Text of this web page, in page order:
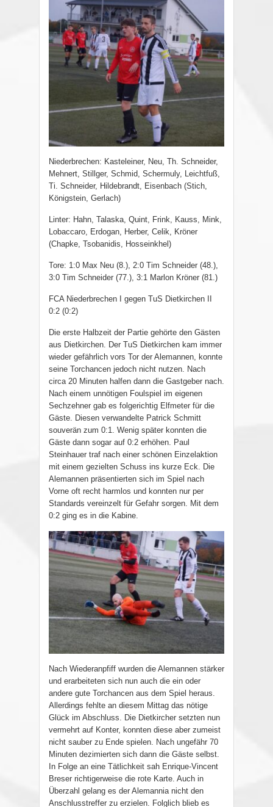
Niederbrechen: Kasteleiner, Neu, Th. Schneider,
Mehnert, Stillger, Schmid, Schermuly, Leichtfuß,
Ti. Schneider, Hildebrandt, Eisenbach (Stich,
Königstein, Gerlach)
Linter: Hahn, Talaska, Quint, Frink, Kauss, Mink,
Lobaccaro, Erdogan, Herber, Celik, Kröner
(Chapke, Tsobanidis, Hosseinkhel)
Tore: 1:0 Max Neu (8.), 2:0 Tim Schneider (48.),
3:0 Tim Schneider (77.), 3:1 Marlon Kröner (81.)
FCA Niederbrechen I gegen TuS Dietkirchen II
0:2 (0:2)
Die erste Halbzeit der Partie gehörte den Gästen
aus Dietkirchen. Der TuS Dietkirchen kam immer
wieder gefährlich vors Tor der Alemannen, konnte
seine Torchancen jedoch nicht nutzen. Nach
circa 20 Minuten halfen dann die Gastgeber nach.
Nach einem unnötigen Foulspiel im eigenen
Sechzehner gab es folgerichtig Elfmeter für die
Gäste. Diesen verwandelte Patrick Schmitt
souverän zum 0:1. Wenig später konnten die
Gäste dann sogar auf 0:2 erhöhen. Paul
Steinhauer traf nach einer schönen Einzelaktion
mit einem gezielten Schuss ins kurze Eck. Die
Alemannen präsentierten sich im Spiel nach
Vorne oft recht harmlos und konnten nur per
Standards vereinzelt für Gefahr sorgen. Mit dem
0:2 ging es in die Kabine.
Nach Wiederanpfiff wurden die Alemannen stärker
und erarbeiteten sich nun auch die ein oder
andere gute Torchancen aus dem Spiel heraus.
Allerdings fehlte an diesem Mittag das nötige
Glück im Abschluss. Die Dietkircher setzten nun
vermehrt auf Konter, konnten diese aber zumeist
nicht sauber zu Ende spielen. Nach ungefähr 70
Minuten dezimierten sich dann die Gäste selbst.
In Folge an eine Tätlichkeit sah Enrique-Vincent
Breser richtigerweise die rote Karte. Auch in
Überzahl gelang es der Alemannia nicht den
Anschlusstreffer zu erzielen. Folglich blieb es